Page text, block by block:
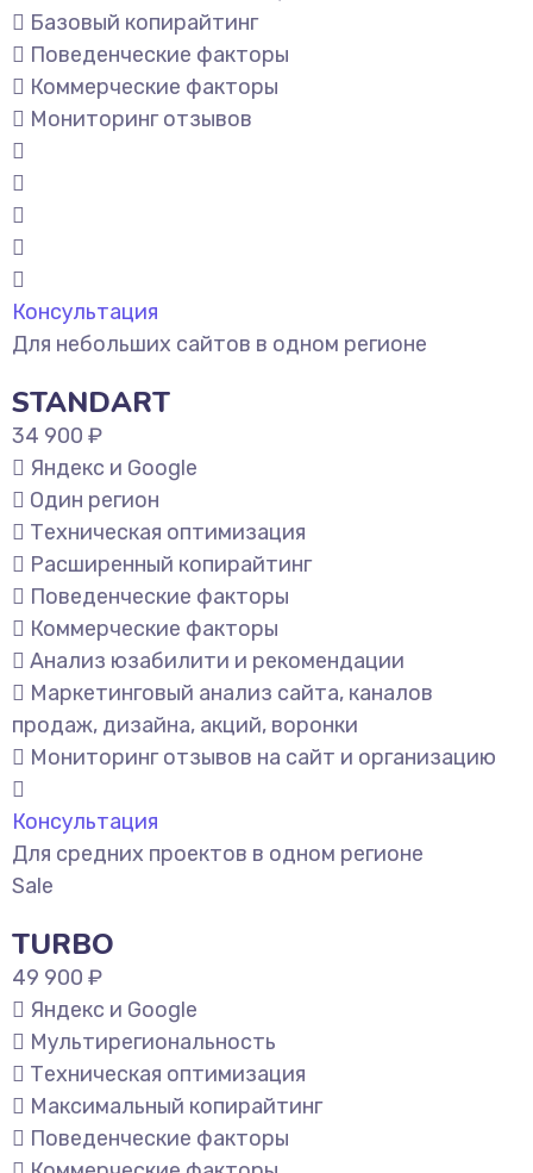
Базовый копирайтинг
Поведенческие факторы
Коммерческие факторы
Мониторинг отзывов
Консультация
Для небольших сайтов в одном регионе
STANDART
34 900 ₽
Яндекс и Google
Один регион
Техническая оптимизация
Расширенный копирайтинг
Поведенческие факторы
Коммерческие факторы
Анализ юзабилити и рекомендации
Маркетинговый анализ сайта, каналов
продаж, дизайна, акций, воронки
Мониторинг отзывов на сайт и организацию
Консультация
Для средних проектов в одном регионе
Sale
TURBO
49 900 ₽
Яндекс и Google
Мультирегиональность
Техническая оптимизация
Максимальный копирайтинг
Поведенческие факторы